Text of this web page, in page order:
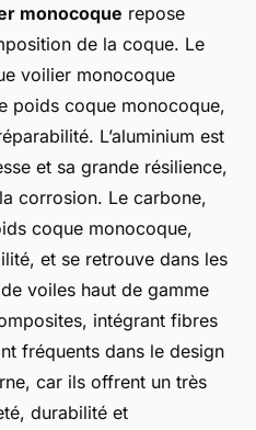
monocoque repose
de la coque. Le
voilier monocoque
poids coque monocoque,
L’aluminium est
et sa grande résilience,
corrosion. Le carbone,
coque monocoque,
et se retrouve dans les
voiles haut de gamme
intégrant fibres
fréquents dans le design
car ils offrent un très
durabilité et